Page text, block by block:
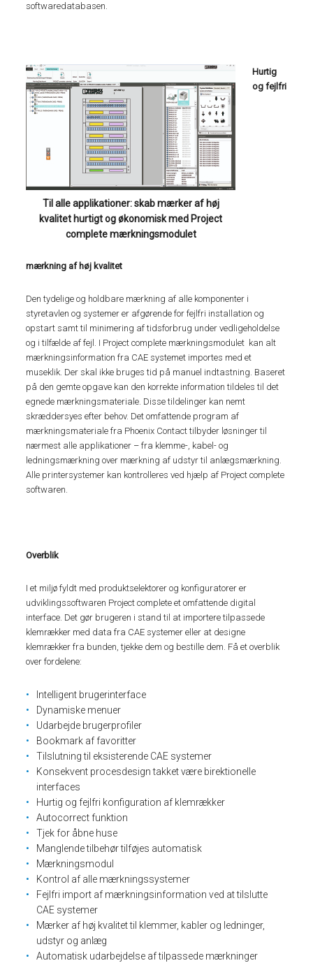
softwaredatabasen.
Til alle applikationer: skab mærker af høj
kvalitet hurtigt og økonomisk med Project
complete mærkningsmodulet
Hurtig
og fejlfri
mærkning af høj kvalitet
Den tydelige og holdbare mærkning af alle komponenter i
styretavlen og systemer er afgørende for fejlfri installation og
opstart samt til minimering af tidsforbrug under vedligeholdelse
og i tilfælde af fejl. I Project complete mærkningsmodulet kan alt
mærkningsinformation fra CAE systemet importes med et
museklik. Der skal ikke bruges tid på manuel indtastning. Baseret
på den gemte opgave kan den korrekte information tildeles til det
egnede mærkningsmateriale. Disse tildelinger kan nemt
skræddersyes efter behov. Det omfattende program af
mærkningsmateriale fra Phoenix Contact tilbyder løsninger til
nærmest alle applikationer – fra klemme-, kabel- og
ledningsmærkning over mærkning af udstyr til anlægsmærkning.
Alle printersystemer kan kontrolleres ved hjælp af Project complete
softwaren.
Overblik
I et miljø fyldt med produktselektorer og konfiguratorer er
udviklingssoftwaren Project complete et omfattende digital
interface. Det gør brugeren i stand til at importere tilpassede
klemrækker med data fra CAE systemer eller at designe
klemrækker fra bunden, tjekke dem og bestille dem. Få et overblik
over fordelene:
Intelligent brugerinterface
Dynamiske menuer
Udarbejde brugerprofiler
Bookmark af favoritter
Tilslutning til eksisterende CAE systemer
Konsekvent procesdesign takket være birektionelle
interfaces
Hurtig og fejlfri konfiguration af klemrækker
Autocorrect funktion
Tjek for åbne huse
Manglende tilbehør tilføjes automatisk
Mærkningsmodul
Kontrol af alle mærkningssystemer
Fejlfri import af mærkningsinformation ved at tilslutte
CAE systemer
Mærker af høj kvalitet til klemmer, kabler og ledninger,
udstyr og anlæg
Automatisk udarbejdelse af tilpassede mærkninger